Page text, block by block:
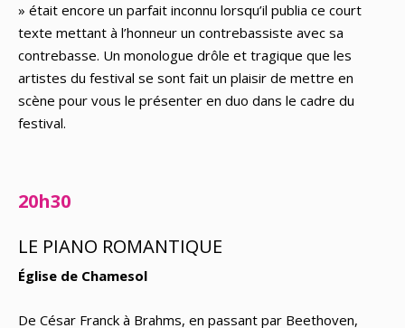
» était encore un parfait inconnu lorsqu’il publia ce court
texte mettant à l’honneur un contrebassiste avec sa
contrebasse. Un monologue drôle et tragique que les
artistes du festival se sont fait un plaisir de mettre en
scène pour vous le présenter en duo dans le cadre du
festival.
20h30
LE PIANO ROMANTIQUE
Église de Chamesol
De César Franck à Brahms, en passant par Beethoven,